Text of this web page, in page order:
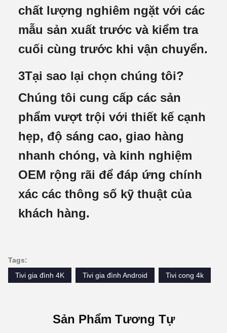
chất lượng nghiêm ngặt với các
mẫu sản xuất trước và kiểm tra
cuối cùng trước khi vận chuyển.
3Tại sao lại chọn chúng tôi?
Chúng tôi cung cấp các sản
phẩm vượt trội với thiết kế cạnh
hẹp, độ sáng cao, giao hàng
nhanh chóng, và kinh nghiệm
OEM rộng rãi để đáp ứng chính
xác các thông số kỹ thuật của
khách hàng.
Tags:
Tivi gia đình 4K
Tivi gia đình Android Tivi cong 4k
Sản Phẩm Tương Tự